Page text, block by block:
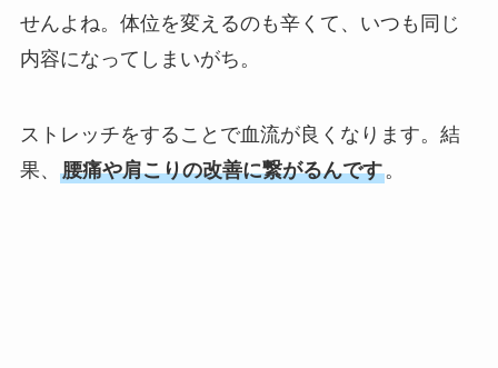
せんよね。体位を変えるのも辛くて、いつも同じ
内容になってしまいがち。
ストレッチをすることで血流が良くなります。結
果、 腰痛や肩こりの改善に繋がるんです。